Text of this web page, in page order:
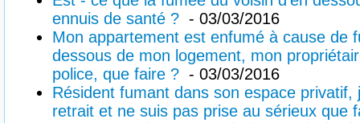
ennuis de santé ? - 03/03/2016
Mon appartement est enfumé à cause de
dessous de mon logement, mon
police, que faire ? - 03/03/2016
Résident fumant dans son espace privatif,
retrait et ne suis pas prise au sérieux que